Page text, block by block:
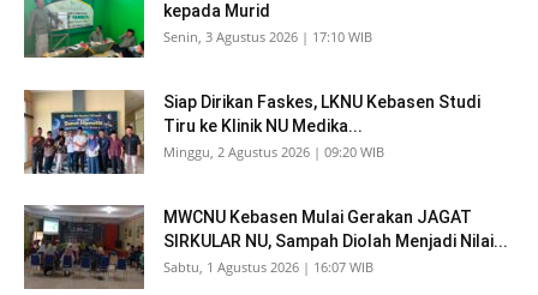
kepada Murid
Senin, 3 Agustus 2026 | 17:10 WIB
Siap Dirikan Faskes, LKNU Kebasen Studi
Tiru ke Klinik NU Medika...
Minggu, 2 Agustus 2026 | 09:20 WIB
MWCNU Kebasen Mulai Gerakan JAGAT
SIRKULAR NU, Sampah Diolah Menjadi Nilai...
Sabtu, 1 Agustus 2026 | 16:07 WIB